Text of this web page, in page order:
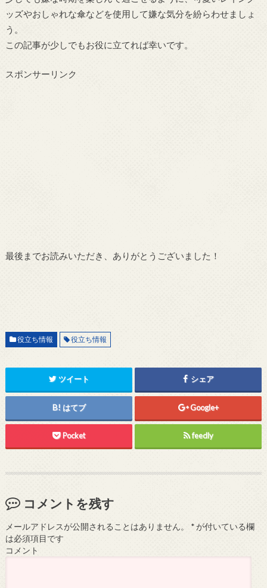
ッズやおしゃれな傘などを使用して嫌な気分を紛らわせましょ
う。
この記事が少しでもお役に立てれば幸いです。
スポンサーリンク
最後までお読みいただき、ありがとうございました！
役立ち情報 役立ち情報
ツイート シェア
はてブ Google+
Pocket feedly
コメントを残す
メールアドレスが公開されることはありません。 *が付いている欄
は必須項目です
コメント